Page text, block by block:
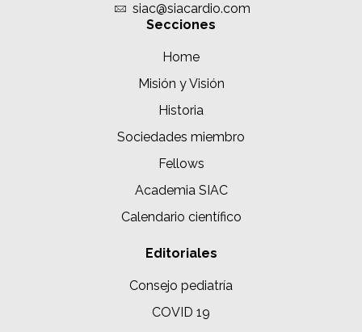
siac@siacardio.com
Secciones
Home
Misión y Visión
Historia
Sociedades miembro
Fellows
Academia SIAC
Calendario científico
Editoriales
Consejo pediatría
COVID 19